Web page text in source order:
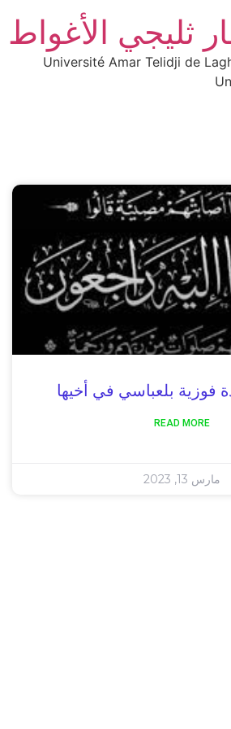
ثليجي الأغواط
Université Amar Telidji de
فوزية بلعباسي في أخيها
READ MORE
مارس 13, 2023